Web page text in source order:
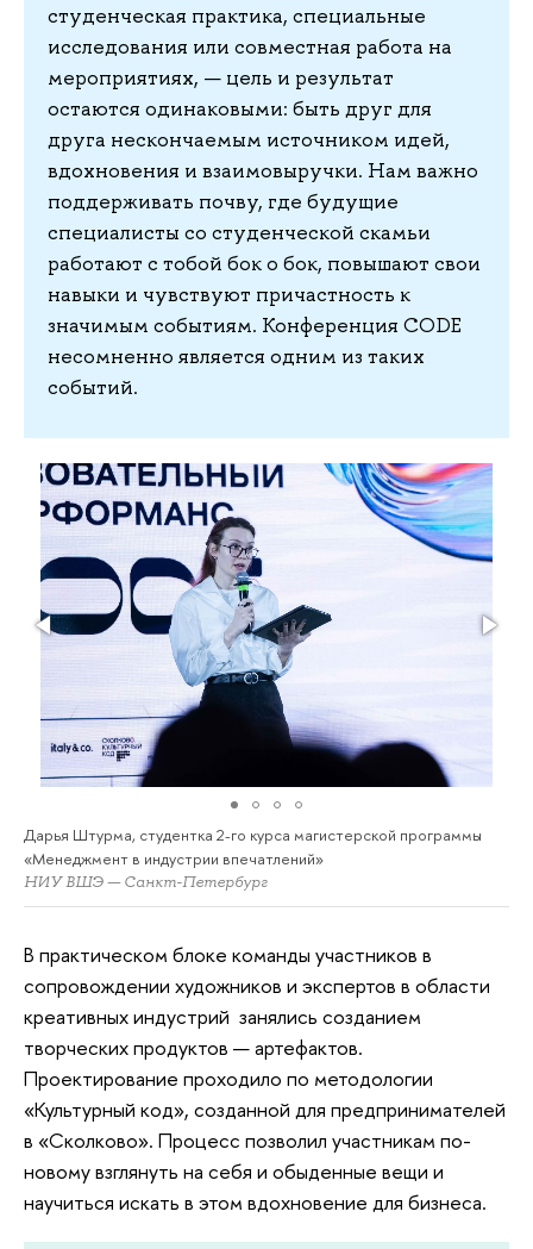
студенческая практика, специальные
исследования или совместная работа на
мероприятиях, — цель и результат
остаются одинаковыми: быть друг для
друга нескончаемым источником идей,
вдохновения и взаимовыручки. Нам важно
поддерживать почву, где будущие
специалисты со студенческой скамьи
работают с тобой бок о бок, повышают свои
навыки и чувствуют причастность к
значимым событиям. Конференция CODE
несомненно является одним из таких
событий.
Дарья Штурма, студентка 2-го курса магистерской программы
«Менеджмент в индустрии впечатлений»
НИУ ВШЭ — Санкт-Петербург
В практическом блоке команды участников в
сопровождении художников и экспертов в области
креативных индустрий занялись созданием
творческих продуктов — артефактов.
Проектирование проходило по методологии
«Культурный код», созданной для предпринимателей
в «Сколково». Процесс позволил участникам по-
новому взглянуть на себя и обыденные вещи и
научиться искать в этом вдохновение для бизнеса.